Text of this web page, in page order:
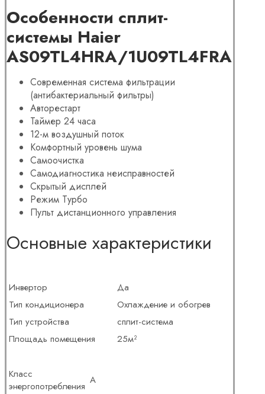
Особенности сплит-
системы Haier
AS09TL4HRA/1U09TL4FRA
Современная система фильтрации
(антибактериальный фильтры)
Авторестарт
Таймер 24 часа
12-м воздушный поток
Комфортный уровень шума
Самоочистка
Самодиагностика неисправностей
Скрытый дисплей
Режим Турбо
Пульт дистанционного управления
Основные характеристики
Инвертор
Да
Тип кондиционера
Охлаждение и обогрев
Тип устройства
сплит-система
Площадь помещения
25м²
Класс
энергопотребления А